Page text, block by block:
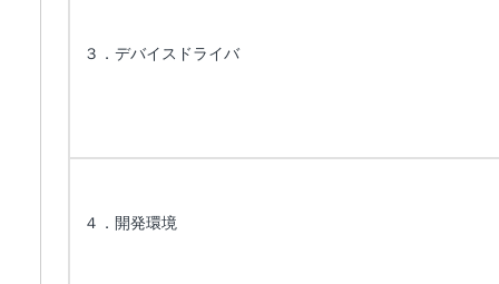
３．デバイスドライバ
４．開発環境